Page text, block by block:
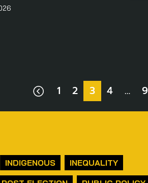
1 2 3 4 … 9
INDIGENOUS
INEQUALITY